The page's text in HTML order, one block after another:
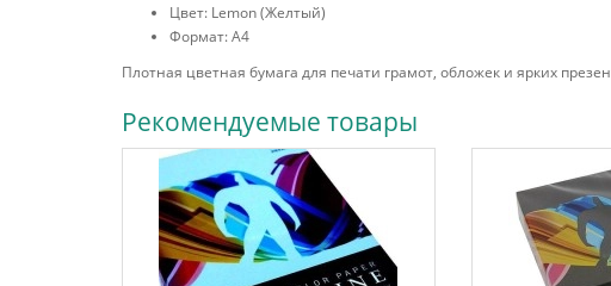
Цвет: Lemon (Желтый)
Формат: А4
Плотная цветная бумага для печати грамот, обложек и ярких
Рекомендуемые товары